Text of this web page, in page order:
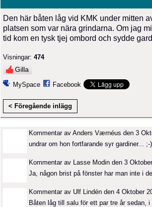
Den här båten låg vid KMK under mitten
platsen som var nära grindarna. Om jag
tid kom en tysk tjej ombord och sydde
Visningar: 474
Gilla
MySpace Facebook
< Föregående inlägg
Kommentar av Anders Værnéus den 3
undrar om hon fortfarande syr gardiner... ;-)
Kommentar av Lasse Modin den 3
Ja, någon brist på fönster har man inte i
Kommentar av Ulf Lindén den 4 Oktober
Båten låg till salu för ett par tre år sedan, i